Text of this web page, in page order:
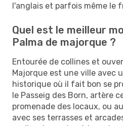
l'anglais et parfois même le
Quel est le meilleur
Palma de majorque ?
Entourée de collines et
Majorque est une ville avec
historique où il fait bon se
le Passeig des Born, artère
promenade des locaux, ou
avec ses terrasses et